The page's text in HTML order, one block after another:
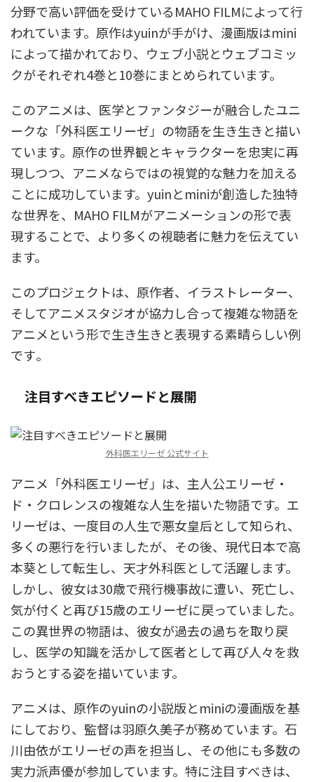
分野で高い評価を受けているMAHO FILMによって行
われています。原作はyuinが手がけ、漫画版はmini
によって描かれており、ウェブ小説とウェブコミッ
クがそれぞれ4巻と10巻にまとめられています。
このアニメは、医学とファンタジーが融合したユニ
ークな「外科医エリーゼ」の物語を生き生きと描い
ています。原作の世界観とキャラクターを忠実に再
現しつつ、アニメならではの視覚的な魅力を加える
ことに成功しています。yuinとminiが創造した独特
な世界を、MAHO FILMがアニメーションの形で表
現することで、より多くの視聴者に魅力を伝えてい
ます。
このプロジェクトは、原作者、イラストレーター、
そしてアニメスタジオが協力し合って複雑な物語を
アニメという形で生き生きと表現する素晴らしい例
です​​。
注目すべきエピソードと展開
外科医エリーゼ 公式サイト
アニメ「外科医エリーゼ」は、主人公エリーゼ・
ド・クロレンスの複雑な人生を描いた物語です。エ
リーゼは、一度目の人生で悪女皇后として知られ、
多くの悪行を行いましたが、その後、現代日本で高
本葵として転生し、天才外科医として活躍します。
しかし、彼女は30歳で飛行機事故に遭い、死亡し、
気が付くと再び15歳のエリーゼに戻っていました。
この異世界の物語は、彼女が過去の過ちを取り戻
し、医学の知識を活かして医者として再び人々を救
おうとする姿を描いています。
アニメは、原作のyuinの小説版とminiの漫画版を基
にしており、監督は羽原久美子が務めています。石
川由依がエリーゼの声を担当し、その他にも多数の
実力派声優が参加しています。特に注目すべきは、